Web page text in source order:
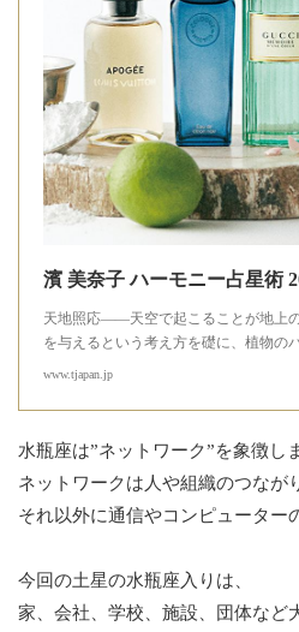
天地照応――天空で起こることが地上
を与えるという考え方を礎に、植物の
www.tjapan.jp
水瓶座は”ネットワーク”を象徴し
ネットワークは人や組織のつなが
それ以外に通信やコンピューター
今回の土星の水瓶座入りは、
家、会社、学校、施設、団体など